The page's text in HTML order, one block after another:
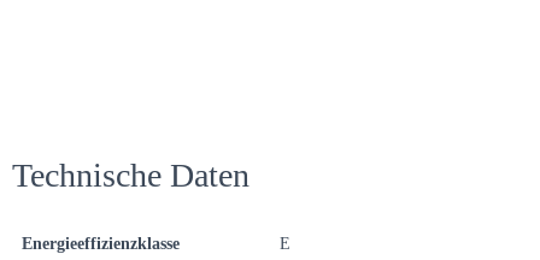
Technische Daten
Energieeffizienzklasse E